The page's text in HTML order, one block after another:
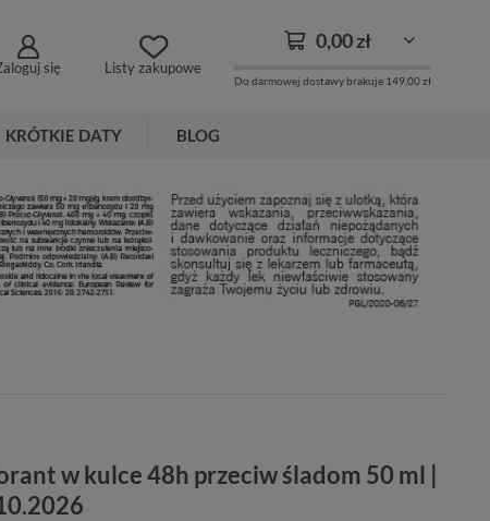
się Listy zakupowe
0,00 zł
Do darmowej dostawy brakuje 149,00 zł
KRÓTKIE DATY BLOG
w kulce 48h przeciw śladom 50 ml |